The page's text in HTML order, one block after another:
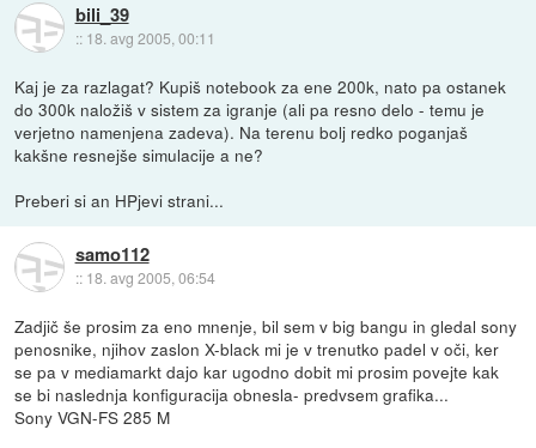
bili_39
:: 18. avg 2005, 00:11
Kaj je za razlagat? Kupiš notebook za ene 200k, nato pa ostanek
do 300k naložiš v sistem za igranje (ali pa resno delo - temu je
verjetno namenjena zadeva). Na terenu bolj redko poganjaš
kakšne resnejše simulacije a ne?
Preberi si an HPjevi strani...
samo112
:: 18. avg 2005, 06:54
Zadjič še prosim za eno mnenje, bil sem v big bangu in gledal sony
penosnike, njihov zaslon X-black mi je v trenutko padel v oči, ker
se pa v mediamarkt dajo kar ugodno dobit mi prosim povejte kak
se bi naslednja konfiguracija obnesla- predvsem grafika...
Sony VGN-FS 285 M